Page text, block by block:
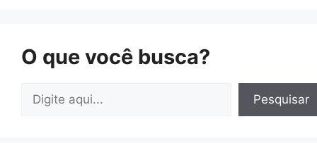
O que você busca?
Pesquisar Pesquisar